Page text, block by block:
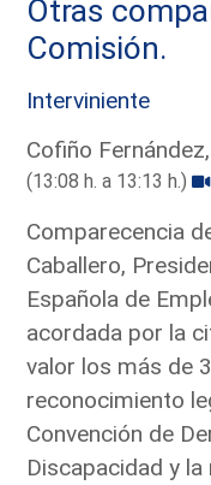
Otras
Comisión.
Interviniente
Cofiño
(13:08 h. a 13:13 h.)
Comparecencia
Caballero,
Española de
acordada por la
valor los más de
reconocimiento
Convención de
Discapacidad y